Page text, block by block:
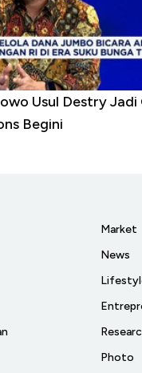
Usul Destry Jadi
Begini
Market
News
Photo